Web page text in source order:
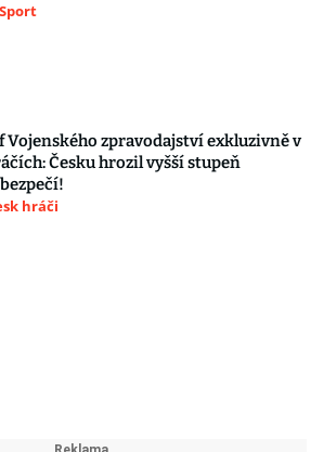
Vojenského zpravodajství exkluzivně v
Česku hrozil vyšší stupeň
hráči